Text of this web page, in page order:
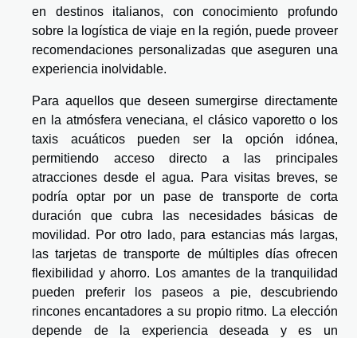
en destinos italianos, con conocimiento profundo
sobre la logística de viaje en la región, puede proveer
recomendaciones personalizadas que aseguren una
experiencia inolvidable.
Para aquellos que deseen sumergirse directamente
en la atmósfera veneciana, el clásico vaporetto o los
taxis acuáticos pueden ser la opción idónea,
permitiendo acceso directo a las principales
atracciones desde el agua. Para visitas breves, se
podría optar por un pase de transporte de corta
duración que cubra las necesidades básicas de
movilidad. Por otro lado, para estancias más largas,
las tarjetas de transporte de múltiples días ofrecen
flexibilidad y ahorro. Los amantes de la tranquilidad
pueden preferir los paseos a pie, descubriendo
rincones encantadores a su propio ritmo. La elección
depende de la experiencia deseada y es un